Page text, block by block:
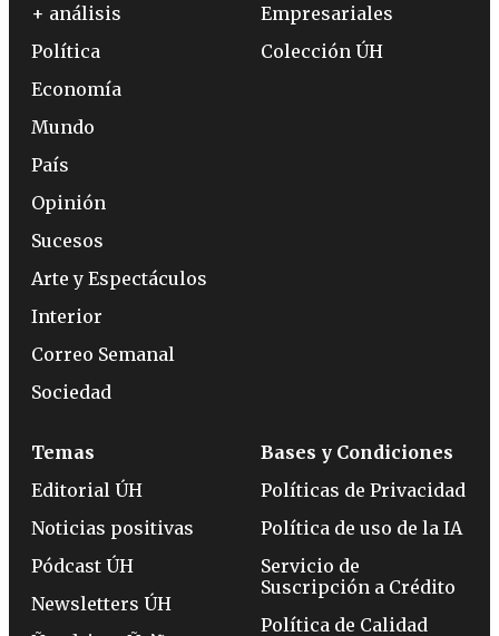
+ análisis
Política
Economía
Mundo
País
Opinión
Sucesos
Arte y Espectáculos
Interior
Correo Semanal
Sociedad
Empresariales
Colección ÚH
Temas
Editorial ÚH
Noticias positivas
Pódcast ÚH
Newsletters ÚH
Bases y Condiciones
Políticas de Privacidad
Política de uso de la IA
Servicio de
Suscripción a Crédito
Política de Calidad